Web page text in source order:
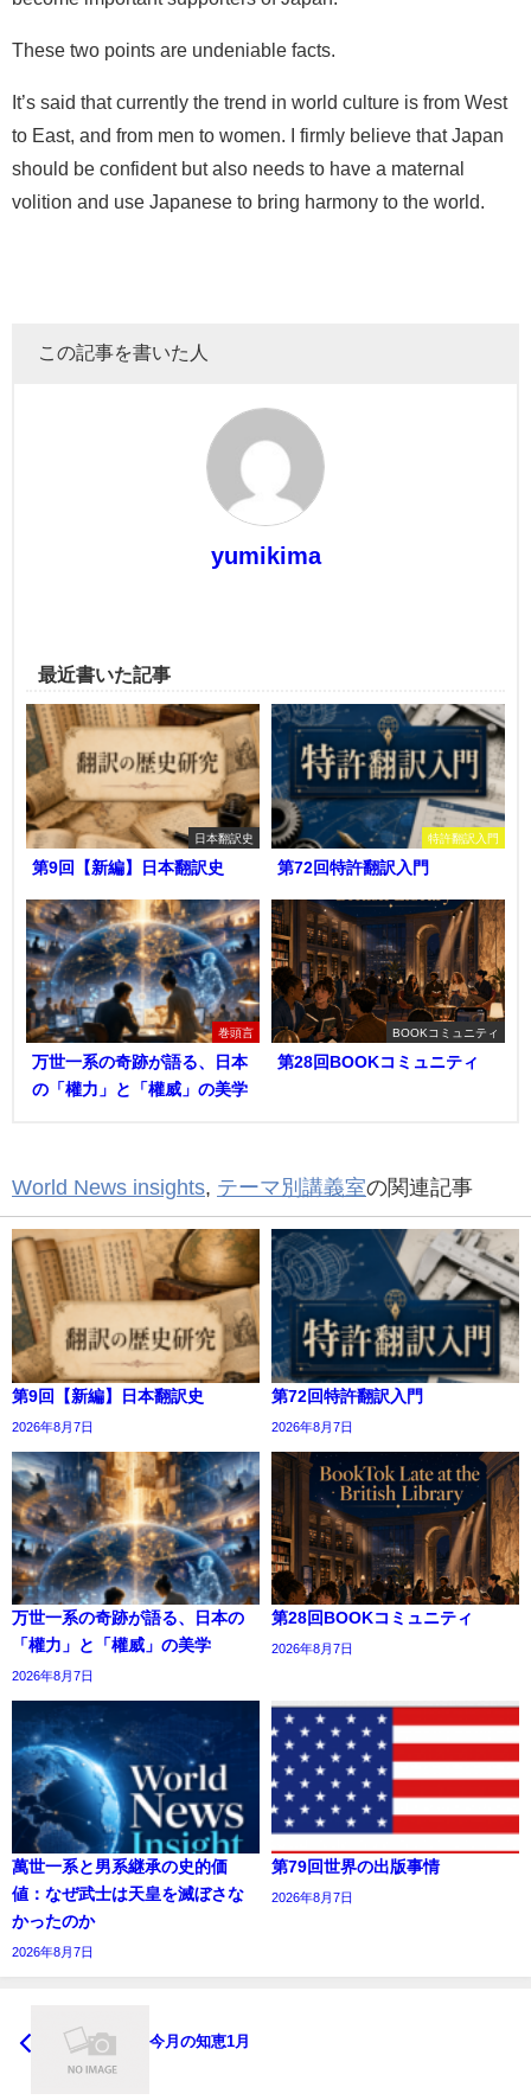
These two points are undeniable facts.
It’s said that currently the trend in world culture is from West
to East, and from men to women. I firmly believe that Japan
should be confident but also needs to have a maternal
volition and use Japanese to bring harmony to the world.
この記事を書いた人
yumikima
最近書いた記事
日本翻訳史
第9回【新編】日本翻訳史
特許翻訳入門
第72回特許翻訳入門
巻頭言
万世一系の奇跡が語る、日本
の「權力」と「權威」の美学
BOOKコミュニティ
第28回BOOKコミュニティ
World News insights, テーマ別講義室の関連記事
第9回【新編】日本翻訳史
2026年8月7日
第72回特許翻訳入門
2026年8月7日
万世一系の奇跡が語る、日本の
「權力」と「權威」の美学
2026年8月7日
第28回BOOKコミュニティ
2026年8月7日
萬世一系と男系継承の史的価
値：なぜ武士は天皇を滅ぼさな
かったのか
2026年8月7日
第79回世界の出版事情
2026年8月7日
今月の知恵1月